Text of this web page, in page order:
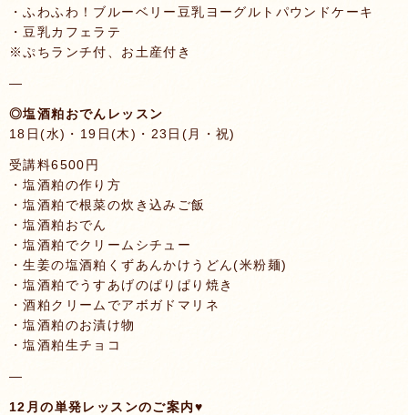
・ふわふわ！ブルーベリー豆乳ヨーグルトパウンドケーキ
・豆乳カフェラテ
※ぷちランチ付、お土産付き
—
◎塩酒粕おでんレッスン
18日(水)・19日(木)・23日(月・祝)
受講料6500円
・塩酒粕の作り方
・塩酒粕で根菜の炊き込みご飯
・塩酒粕おでん
・塩酒粕でクリームシチュー
・生姜の塩酒粕くずあんかけうどん(米粉麺)
・塩酒粕でうすあげのぱりぱり焼き
・酒粕クリームでアボガドマリネ
・塩酒粕のお漬け物
・塩酒粕生チョコ
—
12月の単発レッスンのご案内♥️